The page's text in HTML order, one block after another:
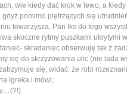
wie kiedy dać krok w lewo, a
pomimo piętrzących się
towarzysza, Pan Iks do tego
skoczne rytmy puszkami ukrytymi w
skradaniec obserwuję tak z
się do skrzyżowania ulic (nie lada
się, widać, że robi
Igreka i mówi;